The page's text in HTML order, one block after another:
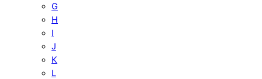
G
H
I
J
K
L